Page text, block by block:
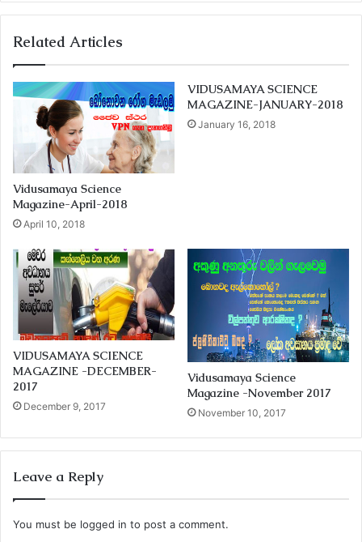
Related Articles
Vidusamaya Science
Magazine-April-2018
April 10, 2018
VIDUSAMAYA SCIENCE
MAGAZINE-JANUARY-2018
January 16, 2018
VIDUSAMAYA SCIENCE
MAGAZINE -DECEMBER-
2017
December 9, 2017
Vidusamaya Science
Magazine -November 2017
November 10, 2017
Leave a Reply
You must be logged in to post a comment.